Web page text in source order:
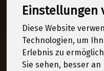
Einstellungen
Diese Website
Technologien, um
Erlebnis zu
Sie sehen, besser
Hersteller
Allergene